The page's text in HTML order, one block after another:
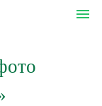
menu